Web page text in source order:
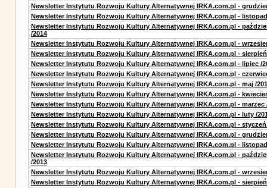
Newsletter Instytutu Rozwoju Kultury Alternatywnej IRKA.com.pl -
Newsletter Instytutu Rozwoju Kultury Alternatywnej IRKA.com.pl - listopad
Newsletter Instytutu Rozwoju Kultury Alternatywnej IRKA.com.pl -
/2014
Newsletter Instytutu Rozwoju Kultury Alternatywnej IRKA.com.pl -
Newsletter Instytutu Rozwoju Kultury Alternatywnej IRKA.com.pl - sierpień
Newsletter Instytutu Rozwoju Kultury Alternatywnej IRKA.com.pl - lipiec /
Newsletter Instytutu Rozwoju Kultury Alternatywnej IRKA.com.pl -
Newsletter Instytutu Rozwoju Kultury Alternatywnej IRKA.com.pl - maj /
Newsletter Instytutu Rozwoju Kultury Alternatywnej IRKA.com.pl -
Newsletter Instytutu Rozwoju Kultury Alternatywnej IRKA.com.pl - marzec
Newsletter Instytutu Rozwoju Kultury Alternatywnej IRKA.com.pl - luty /
Newsletter Instytutu Rozwoju Kultury Alternatywnej IRKA.com.pl - styczeń
Newsletter Instytutu Rozwoju Kultury Alternatywnej IRKA.com.pl -
Newsletter Instytutu Rozwoju Kultury Alternatywnej IRKA.com.pl - listopad
Newsletter Instytutu Rozwoju Kultury Alternatywnej IRKA.com.pl -
/2013
Newsletter Instytutu Rozwoju Kultury Alternatywnej IRKA.com.pl -
Newsletter Instytutu Rozwoju Kultury Alternatywnej IRKA.com.pl - sierpień